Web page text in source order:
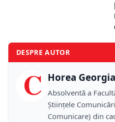
DESPRE AUTOR
C Horea
Absolventă a
Științele
Comunicare) din